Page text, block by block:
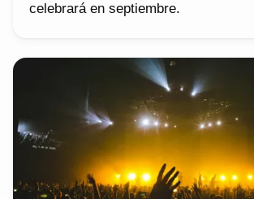
celebrará en septiembre.